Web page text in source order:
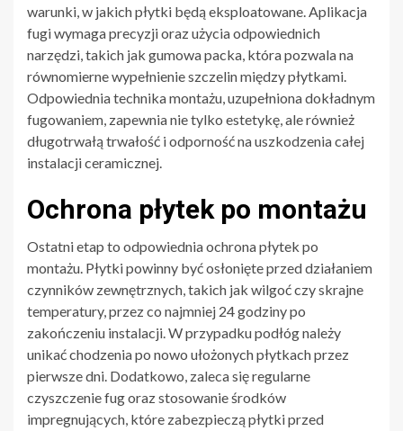
warunki, w jakich płytki będą eksploatowane. Aplikacja
fugi wymaga precyzji oraz użycia odpowiednich
narzędzi, takich jak gumowa packa, która pozwala na
równomierne wypełnienie szczelin między płytkami.
Odpowiednia technika montażu, uzupełniona dokładnym
fugowaniem, zapewnia nie tylko estetykę, ale również
długotrwałą trwałość i odporność na uszkodzenia całej
instalacji ceramicznej.
Ochrona płytek po montażu
Ostatni etap to odpowiednia ochrona płytek po
montażu. Płytki powinny być osłonięte przed działaniem
czynników zewnętrznych, takich jak wilgoć czy skrajne
temperatury, przez co najmniej 24 godziny po
zakończeniu instalacji. W przypadku podłóg należy
unikać chodzenia po nowo ułożonych płytkach przez
pierwsze dni. Dodatkowo, zaleca się regularne
czyszczenie fug oraz stosowanie środków
impregnujących, które zabezpieczą płytki przed